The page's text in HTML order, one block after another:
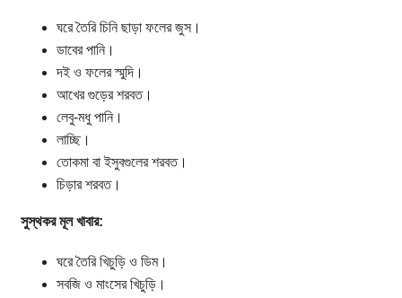
ঘরে তৈরি চিনি ছাড়া ফলের জুস।
ডাবের পানি।
দই ও ফলের স্মুদি।
আখের গুড়ের শরবত।
লেবু-মধু পানি।
লাচ্ছি।
তোকমা বা ইসুবগুলের শরবত।
চিড়ার শরবত।
সুস্থকর মূল খাবার:
ঘরে তৈরি খিচুড়ি ও ডিম।
সবজি ও মাংসের খিচুড়ি।